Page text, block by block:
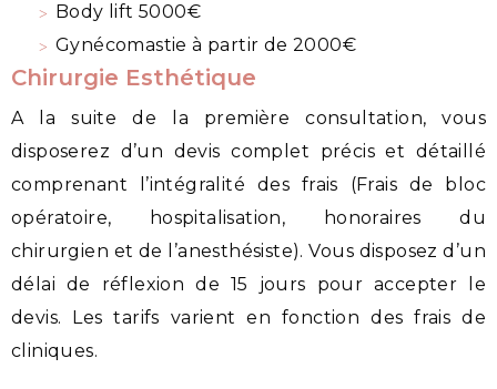
Body lift 5000€
Gynécomastie à partir de 2000€
Chirurgie Esthétique
A la suite de la première consultation, vous
disposerez d’un devis complet précis et détaillé
comprenant l’intégralité des frais (Frais de bloc
opératoire, hospitalisation, honoraires du
chirurgien et de l’anesthésiste). Vous disposez d’un
délai de réflexion de 15 jours pour accepter le
devis. Les tarifs varient en fonction des frais de
cliniques.